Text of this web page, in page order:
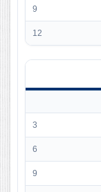
9
12
3
6
9